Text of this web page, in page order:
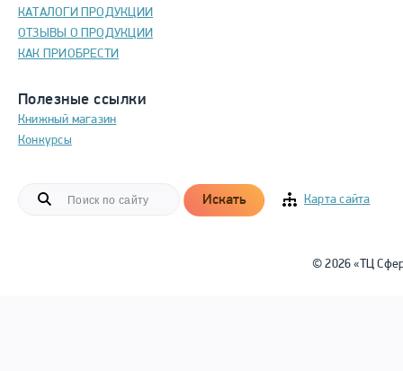
КАТАЛОГИ ПРОДУКЦИИ
ОТЗЫВЫ О ПРОДУКЦИИ
КАК ПРИОБРЕСТИ
Полезные ссылки
Книжный магазин
Конкурсы
Искать Карта сайта
© 2026 «ТЦ